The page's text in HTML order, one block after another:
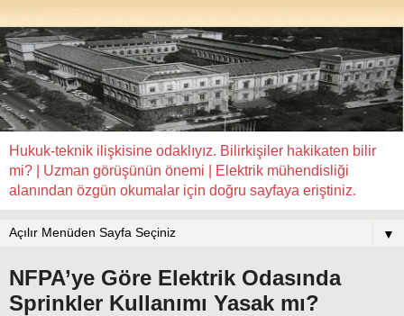
Hukuk-teknik ilişkisine odaklıyız. Bilirkişiler hakikaten bilir
mi? | Uzman görüşünün önemi | Elektrik mühendisliği
alanından özgün okumalar için doğru sayfaya eriştiniz.
▼
NFPA’ye Göre Elektrik Odasında
Sprinkler Kullanımı Yasak mı?